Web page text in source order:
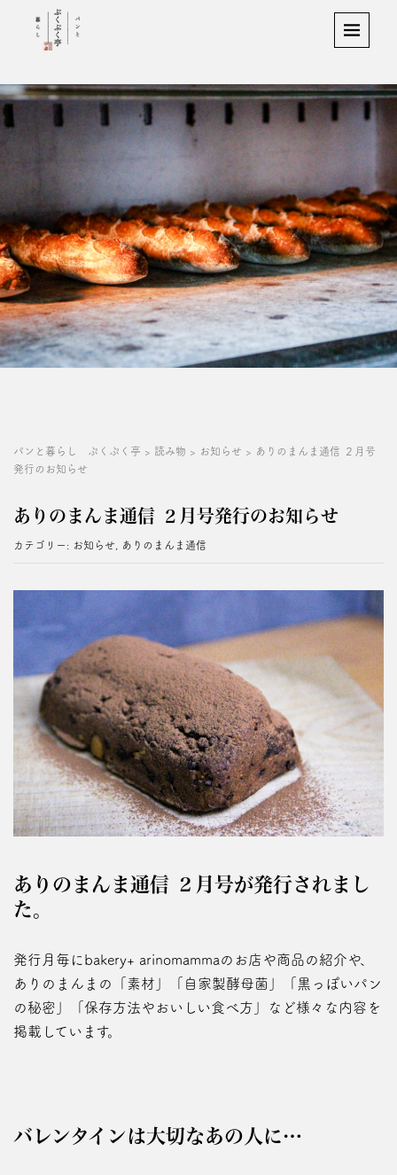
パンと暮らし ぷくぷく亭 > 読み物 > お知らせ > ありのまんま通信 ２月号
発行のお知らせ
ありのまんま通信 ２月号発行のお知らせ
カテゴリー: お知らせ ありのまんま通信
ありのまんま通信 ２月号が発行されまし
た。
発行月毎にbakery+ arinomammaのお店や商品の紹介や、
ありのまんまの「素材」「自家製酵母菌」「黒っぽいパン
の秘密」「保存方法やおいしい食べ方」など様々な内容を
掲載しています。
バレンタインは大切なあの人に…